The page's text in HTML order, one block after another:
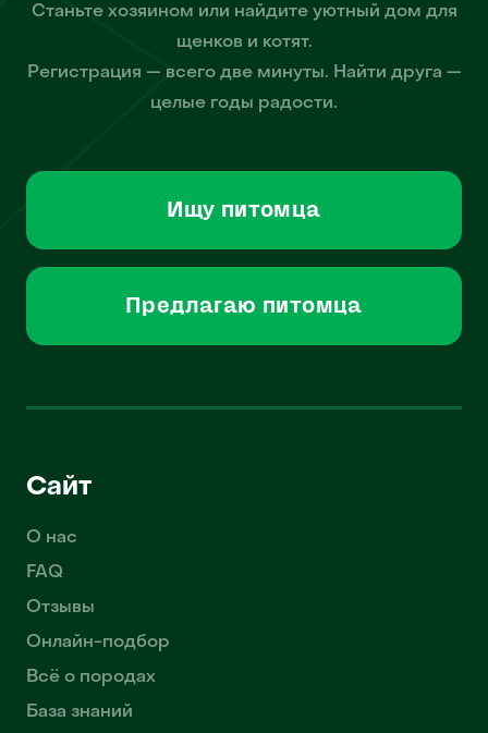
Станьте хозяином или найдите уютный дом для
щенков и котят.
Регистрация — всего две минуты. Найти друга —
целые годы радости.
Ищу питомца
Предлагаю питомца
Сайт
О нас
FAQ
Отзывы
Онлайн-подбор
Всё о породах
База знаний